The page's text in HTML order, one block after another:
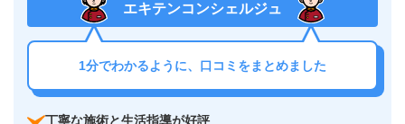
エキテンコンシェルジュ
1分でわかるように、口コミをまとめました
丁寧な施術と生活指導が好評